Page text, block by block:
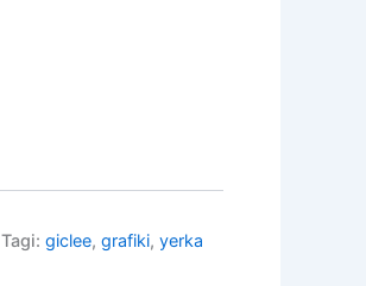
Tagi:giclee,grafiki,yerka